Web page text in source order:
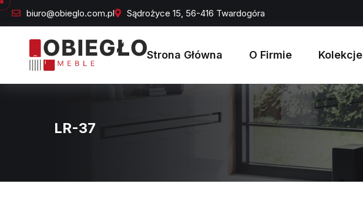
biuro@obieglo.com.pl Sądrożyce 15, 56-416 Twardogóra
Strona Główna O Firmie Kolekcje
LR-37